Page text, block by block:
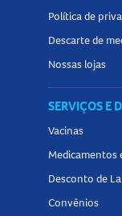
Política de
Descarte de
Nossas lojas
SERVIÇOS E
Vacinas
Medicamentos
Desconto de
Convênios